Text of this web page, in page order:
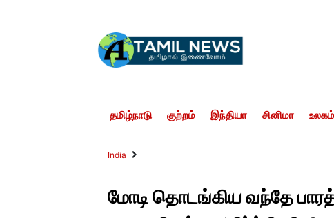
தமிழ்நாடு குற்றம் இந்தியா சினிமா உலகம்
India
மோடி தொடங்கிய வந்தே